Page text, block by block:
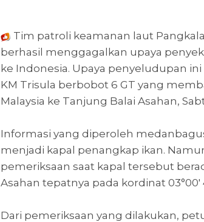
Tim patroli keamanan laut
berhasil menggagalkan upaya
ke Indonesia. Upaya penyeludupan
KM Trisula berbobot 6 GT yang
Malaysia ke Tanjung Balai Asahan,
Informasi yang diperoleh
menjadi kapal penangkap ikan.
pemeriksaan saat kapal tersebut
Asahan tepatnya pada kordinat 03°00'
Dari pemeriksaan yang dilakukan,